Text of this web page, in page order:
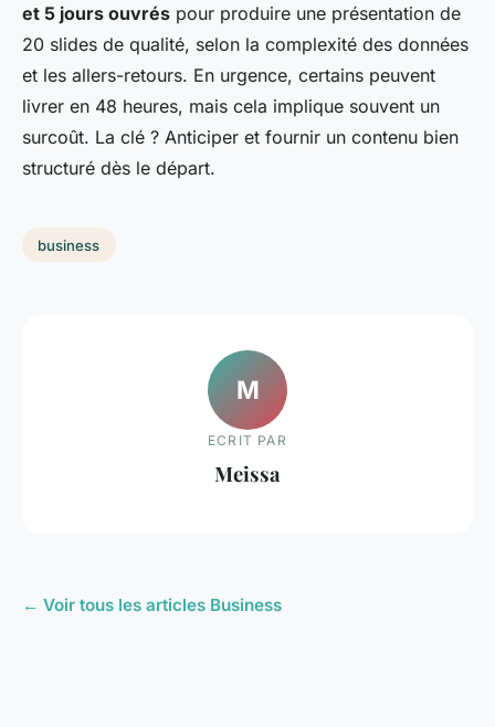
et 5 jours ouvrés pour produire une présentation de
20 slides de qualité, selon la complexité des données
et les allers-retours. En urgence, certains peuvent
livrer en 48 heures, mais cela implique souvent un
surcoût. La clé ? Anticiper et fournir un contenu bien
structuré dès le départ.
business
M
ECRIT PAR
Meissa
← Voir tous les articles Business